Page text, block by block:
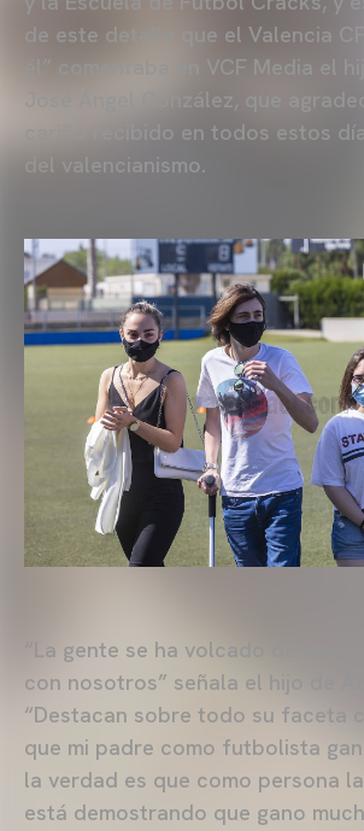
de este detalle que el Valencia
él” comentaba en VCF Media el
José Ángel González, que
cariño recibido en todos estos
del valencianismo.
“La gente se ha volcado de una
con nosotros” señala el hijo de
“Destacan sobre todo su faceta
que mi padre como futbolista
la verdad es que como persona la
está demostrando que gano